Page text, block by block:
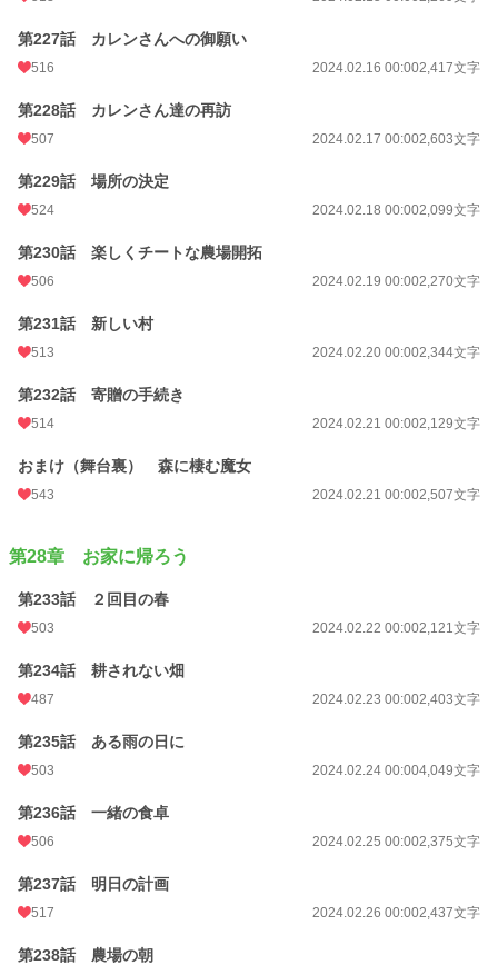
第227話 カレンさんへの御願い
516 2024.02.16 00:002,417文字
第228話 カレンさん達の再訪
507 2024.02.17 00:002,603文字
第229話 場所の決定
524 2024.02.18 00:002,099文字
第230話 楽しくチートな農場開拓
506 2024.02.19 00:002,270文字
第231話 新しい村
513 2024.02.20 00:002,344文字
第232話 寄贈の手続き
514 2024.02.21 00:002,129文字
おまけ（舞台裏） 森に棲む魔女
543 2024.02.21 00:002,507文字
第28章 お家に帰ろう
第233話 ２回目の春
503 2024.02.22 00:002,121文字
第234話 耕されない畑
487 2024.02.23 00:002,403文字
第235話 ある雨の日に
503 2024.02.24 00:004,049文字
第236話 一緒の食卓
506 2024.02.25 00:002,375文字
第237話 明日の計画
517 2024.02.26 00:002,437文字
第238話 農場の朝